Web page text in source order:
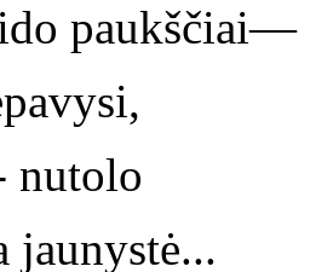
paukščiai—
nutolo
jaunystė...